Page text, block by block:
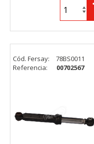
Cód. Fersay:
78BS0011
Referencia:
00702567